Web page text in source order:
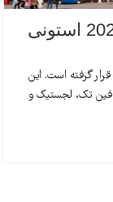
در دسترس قرار گرفته است. این
فین تک، لجستیک و